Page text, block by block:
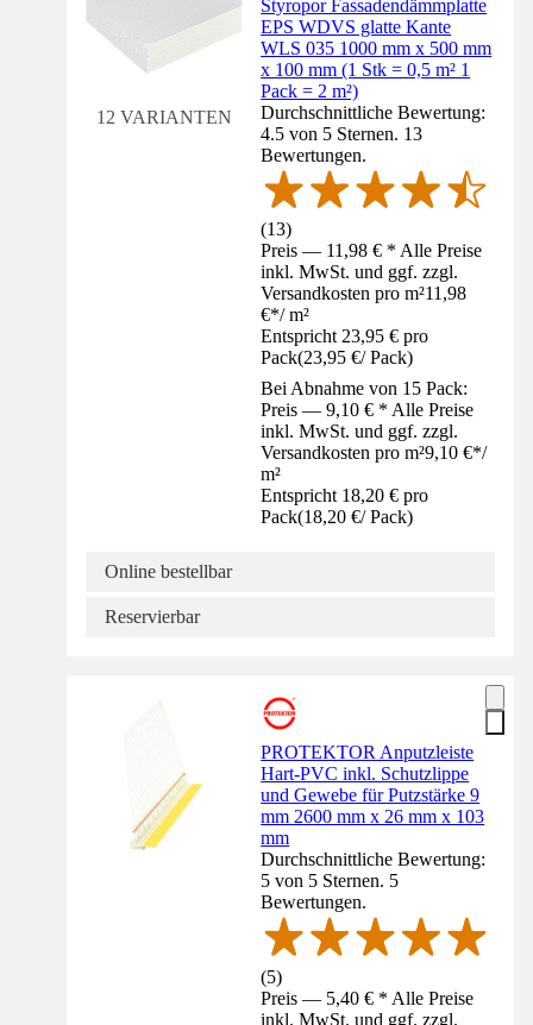
12 VARIANTEN
Styropor Fassadendämmplatte
EPS WDVS glatte Kante
WLS 035 1000 mm x 500 mm
x 100 mm (1 Stk = 0,5 m² 1
Pack = 2 m²)
Durchschnittliche Bewertung:
4.5 von 5 Sternen. 13
Bewertungen.
(13)
Preis — 11,98 € * Alle Preise
inkl. MwSt. und ggf. zzgl.
Versandkosten pro m²11,98
€*/ m²
Entspricht 23,95 € pro
Pack(23,95 €/ Pack)
Bei Abnahme von 15 Pack:
Preis — 9,10 € * Alle Preise
inkl. MwSt. und ggf. zzgl.
Versandkosten pro m²9,10 €*/
m²
Entspricht 18,20 € pro
Pack(18,20 €/ Pack)
Online bestellbar
Reservierbar
PROTEKTOR Anputzleiste
Hart-PVC inkl. Schutzlippe
und Gewebe für Putzstärke 9
mm 2600 mm x 26 mm x 103
mm
Durchschnittliche Bewertung:
5 von 5 Sternen. 5
Bewertungen.
(5)
Preis — 5,40 € * Alle Preise
inkl. MwSt. und ggf. zzgl.